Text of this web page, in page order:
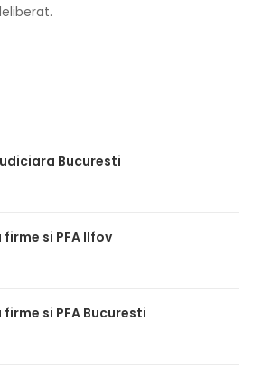
Bucuresti
si PFA Ilfov
si PFA Bucuresti